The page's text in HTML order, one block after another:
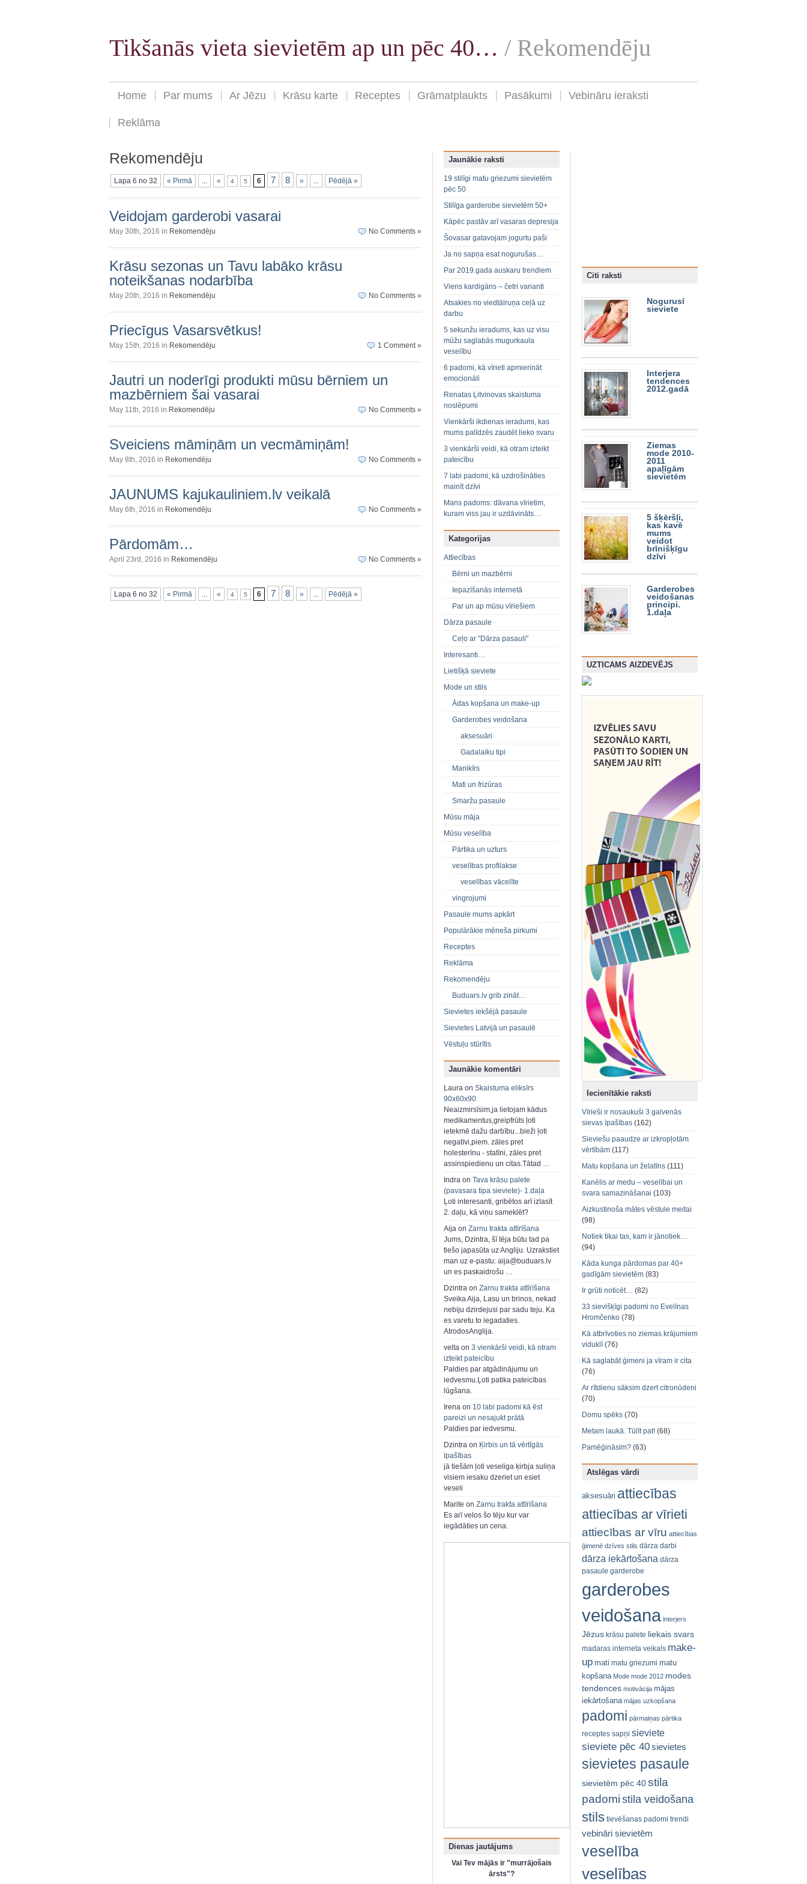
Tikšanās vieta sievietēm ap un pēc 40… / Rekomendēju
Home Par mums Ar Jēzu Krāsu karte Receptes Grāmatplaukts Pasākumi Vebināru ieraksti
Reklāma
Rekomendēju
Lapa 6 no 32 « Pirmā ... « 4 5 6 7 8 » ... Pēdējā »
Veidojam garderobi vasarai
May 30th, 2016 in Rekomendēju No Comments »
Krāsu sezonas un Tavu labāko krāsu
noteikšanas nodarbība
May 20th, 2016 in Rekomendēju No Comments »
Priecīgus Vasarsvētkus!
May 15th, 2016 in Rekomendēju 1 Comment »
Jautri un noderīgi produkti mūsu bērniem un
mazbērniem šai vasarai
May 11th, 2016 in Rekomendēju No Comments »
Sveiciens māmiņām un vecmāmiņām!
May 8th, 2016 in Rekomendēju No Comments »
JAUNUMS kajukauliniem.lv veikalā
May 6th, 2016 in Rekomendēju No Comments »
Pārdomām…
April 23rd, 2016 in Rekomendēju No Comments »
Lapa 6 no 32 « Pirmā ... « 4 5 6 7 8 » ... Pēdējā »
Jaunākie raksti
19 stilīgi matu griezumi sievietēm
pēc 50
Stilīga garderobe sievietēm 50+
Kāpēc pastāv arī vasaras depresija
Šovasar gatavojam jogurtu paši
Ja no sapņa esat nogurušas…
Par 2019.gada auskaru trendiem
Viens kardigāns – četri varianti
Atsakies no viedtālruņa ceļā uz
darbu
5 sekunžu ieradums, kas uz visu
mūžu saglabās mugurkaula
veselību
6 padomi, kā vīrieti apmierināt
emocionāli
Renatas Ļitvinovas skaistuma
noslēpumi
Vienkārši ikdienas ieradumi, kas
mums palīdzēs zaudēt lieko svaru
3 vienkārši veidi, kā otram izteikt
pateicību
7 labi padomi, kā uzdrošināties
mainīt dzīvi
Mans padoms: dāvana vīrietim,
kuram viss jau ir uzdāvināts…
Kategorijas
Attiecības
Bērni un mazbērni
Iepazīšanās internetā
Par un ap mūsu vīriešiem
Dārza pasaule
Ceļo ar "Dārza pasauli"
Interesanti…
Lietišķā sieviete
Mode un stils
Ādas kopšana un make-up
Garderobes veidošana
aksesuāri
Gadalaiku tipi
Manikīrs
Mati un frizūras
Smaržu pasaule
Mūsu māja
Mūsu veselība
Pārtika un uzturs
veselības profilakse
veselības vācelīte
vingrojumi
Pasaule mums apkārt
Populārākie mēneša pirkumi
Receptes
Reklāma
Rekomendēju
Buduars.lv grib zināt…
Sievietes iekšējā pasaule
Sievietes Latvijā un pasaulē
Vēstuļu stūrītis
Jaunākie komentāri
Laura on Skaistuma eliksīrs
90x60x90
Neaizmirsīsim,ja lietojam kādus
medikamentus,greipfrūts ļoti
ietekmē dažu darbību...bieži ļoti
negatīvi,piem. zāles pret
holesterīnu - statīni, zāles pret
assinspiedienu un citas.Tātad …
Indra on Tava krāsu palete
(pavasara tipa sieviete)- 1.daļa
Ļoti interesanti, gribētos arī izlasīt
2. daļu, kā viņu sameklēt?
Aija on Zarnu trakta attīrīšana
Jums, Dzintra, šī tēja būtu tad pa
tiešo japasūta uz Angliju. Uzrakstiet
man uz e-pastu: aija@buduars.lv
un es paskaidrošu …
Dzintra on Zarnu trakta attīrīšana
Sveika Aija, Lasu un brinos, nekad
nebiju dzirdejusi par sadu teju. Ka
es varetu to iegadaties.
AtrodosAnglija.
velta on 3 vienkārši veidi, kā otram
izteikt pateicību
Paldies par atgādinājumu un
iedvesmu.Ļoti patika pateicības
lūgšana.
Irena on 10 labi padomi kā ēst
pareizi un nesajukt prātā
Paldies par iedvesmu.
Dzintra on Ķirbis un tā vērtīgās
īpašības
jā tiešām ļoti veseliga ķirbja suliņa
visiem iesaku dzeriet un esiet
veseli
Marite on Zarnu trakta attīrīšana
Es arī velos šo tēju kur var
iegādāties un cena.
Dienas jautājums
Vai Tev mājās ir "murrājošais
ārsts"?
Citi raksti
Nogurusī
sieviete
Interjera
tendences
2012.gadā
Ziemas
mode 2010-
2011
apaļīgām
sievietēm
5 šķēršļi,
kas kavē
mums
veidot
brīnišķīgu
dzīvi
Garderobes
veidošanas
principi.
1.daļa
UZTICAMS AIZDEVĒJS
Iecienītākie raksti
Vīrieši ir nosaukuši 3 galvenās
sievas īpašības (162)
Sieviešu paaudze ar izkropļotām
vērtībām (117)
Matu kopšana un želatīns (111)
Kanēlis ar medu – veselībai un
svara samazināšanai (103)
Aizkustinoša mātes vēstule meitai
(98)
Notiek tikai tas, kam ir jānotiek…
(94)
Kāda kunga pārdomas par 40+
gadīgām sievietēm (83)
Ir grūti noticēt… (82)
33 sievišķīgi padomi no Evelīnas
Hromčenko (78)
Kā atbrīvoties no ziemas krājumiem
viduklī(76)
Kā saglabāt ģimeni ja vīram ir cita
(76)
Ar rītdienu sāksim dzert citronūdeni
(70)
Domu spēks (70)
Metam laukā. Tūlīt pat! (68)
Pamēģināsim? (63)
Atslēgas vārdi
aksesuāri attiecības
attiecības ar vīrieti
attiecības ar vīru attiecības
ģimenē dzīves stils dārza darbi
dārza iekārtošana dārza
pasaule garderobe
garderobes
veidošana interjers
Jēzus krāsu palete liekais svars
madaras interneta veikals make-
up mati matu griezumi matu
kopšana Mode mode 2012 modes
tendences motivācija mājas
iekārtošana mājas uzkopšana
padomi pārmaiņas pārtika
receptes sapņi sieviete
sieviete pēc 40sievietes
sievietes pasaule
sievietēm pēc 40stila
padomistila veidošana
stils tievēšanas padomi trendi
vebināri sievietēm
veselība
veselības